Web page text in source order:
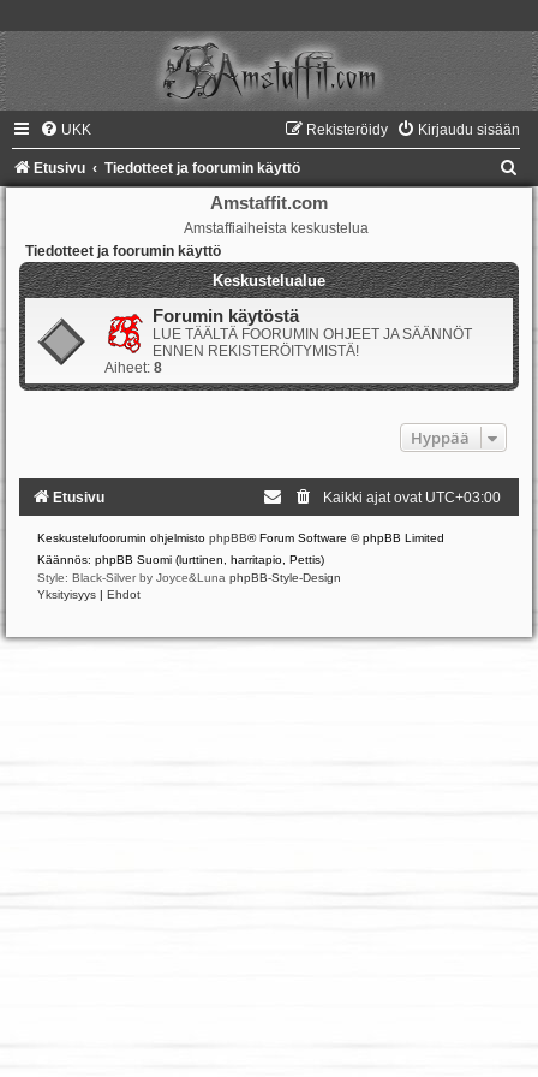
UKK Kirjaudu sisään
Rekisteröidy
Etusivu Tiedotteet ja foorumin käyttö
Amstaffit.com
Amstaffiaiheista keskustelua
Tiedotteet ja foorumin käyttö
Keskustelualue
Forumin käytöstä
LUE TÄÄLTÄ FOORUMIN OHJEET JA SÄÄNNÖT
ENNEN REKISTERÖITYMISTÄ!
Aiheet: 8
Hyppää
Etusivu Kaikki ajat ovat UTC+03:00
Keskustelufoorumin ohjelmisto phpBB® Forum Software © phpBB Limited
Käännös: phpBB Suomi (lurttinen, harritapio, Pettis)
Style: Black-Silver by Joyce&Luna phpBB-Style-Design
Yksityisyys | Ehdot